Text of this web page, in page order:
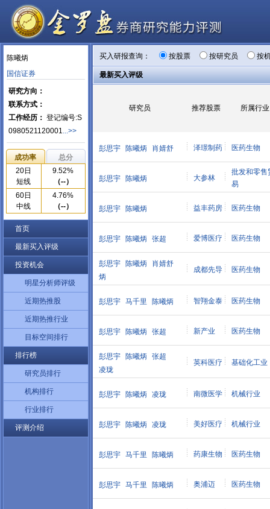
陈曦炳
国信证券
研究方向：
联系方式：
工作经历： 登记编号:S
0980521120001...>>
成功率
总分
20日
短线
9.52%
（--）
60日
中线
4.76%
（--）
首页
最新买入评级
投资机会
明星分析师评级
近期热推股
近期热推行业
目标空间排行
排行榜
研究员排行
机构排行
行业排行
评测介绍
买入研报查询： 按股票 按研究员 按
最新买入评级
研究员 推荐股票 所属行业
彭思宇 陈曦炳 肖婧舒 泽璟制药 医药生物
彭思宇 陈曦炳 大参林
批发和零售
易
彭思宇 陈曦炳 益丰药房 医药生物
彭思宇 陈曦炳 张超 爱博医疗 医药生物
彭思宇 陈曦炳
肖婧舒
炳
成都先导 医药生物
彭思宇 马千里 陈曦炳 智翔金泰 医药生物
彭思宇 陈曦炳 张超 新产业 医药生物
彭思宇 陈曦炳 张超
凌珑
英科医疗 基础化工业
彭思宇 陈曦炳 凌珑 南微医学 机械行业
彭思宇 陈曦炳 凌珑 美好医疗 机械行业
彭思宇 马千里 陈曦炳 药康生物 医药生物
彭思宇 马千里 陈曦炳 奥浦迈 医药生物